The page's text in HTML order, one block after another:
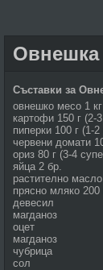
Овнешка
Съставки за
овнешко месо 1 кг
картофи 150 г (2-
пиперки 100 г (1-2
червени домати
ориз 80 г (3-4
яйца 2 бр.
растително
прясно мляко
девесил
магданоз
оцет
магданоз
чубрица
сол